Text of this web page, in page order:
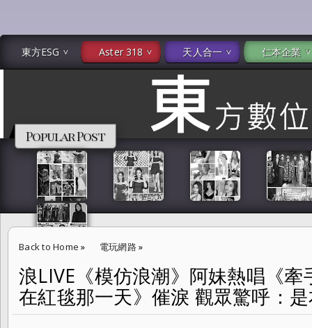
東方ESG Aster 318 天人合一 仁本企業
Popular Post
Back to Home » 電玩網路»
浪LIVE《模仿浪潮》阿妹熱唱《牽手》high爆 彭佳慧《走在紅毯那一
浪LIVE《模仿浪潮》阿妹熱唱《
在紅毯那一天》催淚 觀眾驚呼：